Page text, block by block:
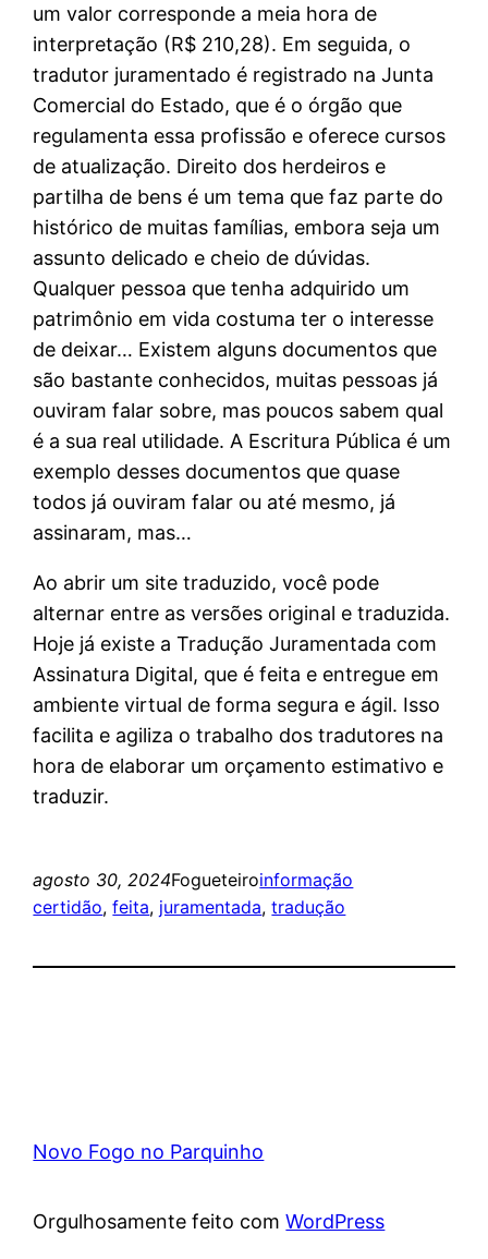
um valor corresponde a meia hora de
interpretação (R$ 210,28). Em seguida, o
tradutor juramentado é registrado na Junta
Comercial do Estado, que é o órgão que
regulamenta essa profissão e oferece cursos
de atualização. Direito dos herdeiros e
partilha de bens é um tema que faz parte do
histórico de muitas famílias, embora seja um
assunto delicado e cheio de dúvidas.
Qualquer pessoa que tenha adquirido um
patrimônio em vida costuma ter o interesse
de deixar… Existem alguns documentos que
são bastante conhecidos, muitas pessoas já
ouviram falar sobre, mas poucos sabem qual
é a sua real utilidade. A Escritura Pública é um
exemplo desses documentos que quase
todos já ouviram falar ou até mesmo, já
assinaram, mas…
Ao abrir um site traduzido, você pode
alternar entre as versões original e traduzida.
Hoje já existe a Tradução Juramentada com
Assinatura Digital, que é feita e entregue em
ambiente virtual de forma segura e ágil. Isso
facilita e agiliza o trabalho dos tradutores na
hora de elaborar um orçamento estimativo e
traduzir.
agosto 30, 2024Fogueteiroinformação
certidão, feita, juramentada, tradução
Novo Fogo no Parquinho
Orgulhosamente feito comWordPress